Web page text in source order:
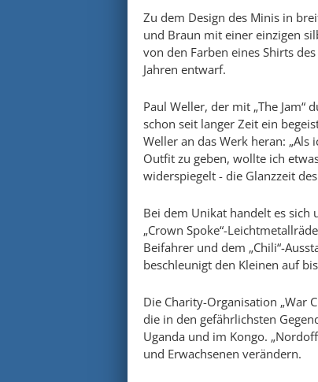
Zu dem Design des Minis in
und Braun mit einer einzigen
von den Farben eines Shirts
Jahren entwarf.
Paul Weller, der mit „The
schon seit langer Zeit ein
Weller an das Werk heran:
Outfit zu geben, wollte ich
widerspiegelt - die Glanzzeit
Bei dem Unikat handelt es
„Crown Spoke“-
Beifahrer und dem „Chili“-
beschleunigt den Kleinen auf
Die Charity-Organisation „War
die in den gefährlichsten
Uganda und im Kongo.
und Erwachsenen verändern.